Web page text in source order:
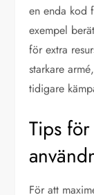
en enda kod
exempel
för extra
starkare
tidigare
Tips
För att